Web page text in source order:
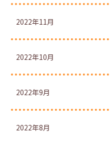
2022年11月
2022年10月
2022年9月
2022年8月